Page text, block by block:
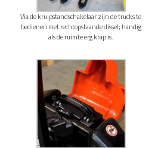
Via de kruipstandschakelaar zijn de trucks te
bedienen met rechtopstaande dissel; handig
als de ruimte erg krap is.